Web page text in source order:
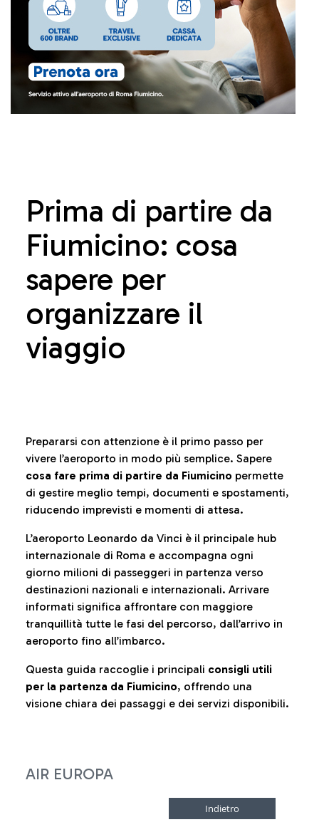
Prima di partire da
Fiumicino: cosa
sapere per
organizzare il
viaggio
Prepararsi con attenzione è il primo passo per
vivere l’aeroporto in modo più semplice. Sapere
cosa fare prima di partire da Fiumicino permette
di gestire meglio tempi, documenti e spostamenti,
riducendo imprevisti e momenti di attesa.
L’aeroporto Leonardo da Vinci è il principale hub
internazionale di Roma e accompagna ogni
giorno milioni di passeggeri in partenza verso
destinazioni nazionali e internazionali. Arrivare
informati significa affrontare con maggiore
tranquillità tutte le fasi del percorso, dall’arrivo in
aeroporto fino all’imbarco.
Questa guida raccoglie i principali consigli utili
per la partenza da Fiumicino, offrendo una
visione chiara dei passaggi e dei servizi disponibili.
AIR EUROPA